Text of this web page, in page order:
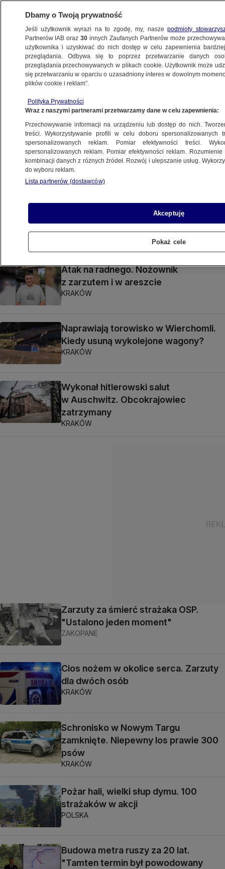
WOJEWÓDZTWO MAŁOPOLSKIE
Zawirowanie u podstawy chmur.
Czym było to zjawisko
METEO
Wielka chmura dymu na A4
KRAKÓW
Kolejny pożar pensjonatu. Właściciel
siedział w więzieniu za jego
niszczenie
Atak na radnego. Nożownik
z zarzutem i w areszcie
KRAKÓW
Naprawiają torowisko w Wierchomli.
Kiedy usuną wykolejone wagony?
KRAKÓW
Wykonał hitlerowski salut
w Auschwitz. Obcokrajowiec
zatrzymany
KRAKÓW
Zarzuty za śmierć strażaka OSP.
"Ustalono jeden moment"
ZAKOPANE
Cios nożem w okolice serca. Zarzuty
dla dwóch osób
KRAKÓW
Schronisko w Nowym Targu
zamknięte. Niepewny los prawie 300
psów
KRAKÓW
Pożar hali, wielki słup dymu. 100
strażaków w akcji
POLSKA
Budowa metra ruszy za 20 lat.
"Tamten termin był powodowany
Dbamy o Twoją prywatność
Jeśli użytkownik wyrazi na to zgodę, my, naszepodmioty
Partnerów IAB oraz30 innych Zaufanych Partnerów może
użytkownika i uzyskiwać do nich dostęp w celu zapewnienia
przeglądania. Odbywa się to poprzez przetwarzanie danych
przeglądania przechowywanych w plikach cookie. Użytkownik może
się przetwarzaniu w oparciu o uzasadniony interes w dowolnym
plików cookie i reklam”.
Polityka Prywatności
Wraz z naszymi partnerami przetwarzamy dane w celu zapewnienia:
Przechowywanie informacji na urządzeniu lub dostęp do nich.
treści. Wykorzystywanie profili w celu doboru spersonalizowanych
spersonalizowanych reklam. Pomiar efektywności treści.
spersonalizowanych reklam. Pomiar efektywności reklam.
kombinacji danych z różnych źródeł. Rozwój i ulepszanie usług.
do wyboru reklam.
Lista partnerów (dostawców)
Akceptuję
Pokaż cele